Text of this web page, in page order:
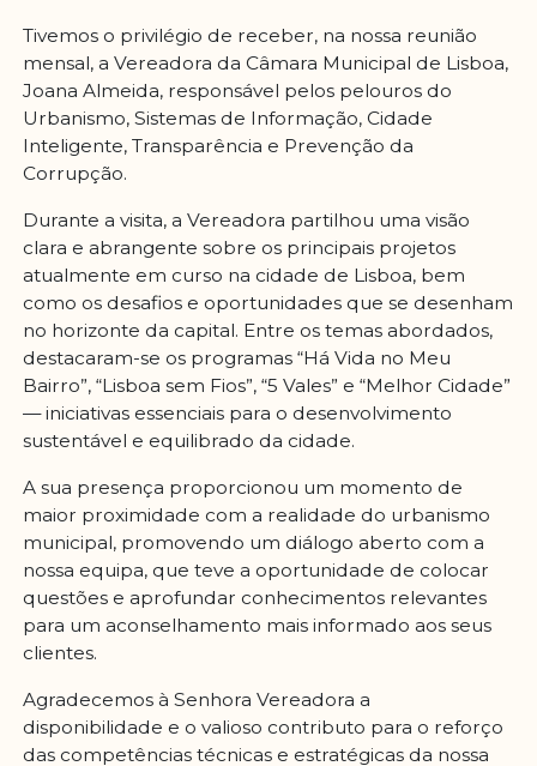
Tivemos o privilégio de receber, na nossa reunião
mensal, a Vereadora da Câmara Municipal de Lisboa,
Joana Almeida, responsável pelos pelouros do
Urbanismo, Sistemas de Informação, Cidade
Inteligente, Transparência e Prevenção da
Corrupção.
Durante a visita, a Vereadora partilhou uma visão
clara e abrangente sobre os principais projetos
atualmente em curso na cidade de Lisboa, bem
como os desafios e oportunidades que se desenham
no horizonte da capital. Entre os temas abordados,
destacaram-se os programas “Há Vida no Meu
Bairro”, “Lisboa sem Fios”, “5 Vales” e “Melhor Cidade”
— iniciativas essenciais para o desenvolvimento
sustentável e equilibrado da cidade.
A sua presença proporcionou um momento de
maior proximidade com a realidade do urbanismo
municipal, promovendo um diálogo aberto com a
nossa equipa, que teve a oportunidade de colocar
questões e aprofundar conhecimentos relevantes
para um aconselhamento mais informado aos seus
clientes.
Agradecemos à Senhora Vereadora a
disponibilidade e o valioso contributo para o reforço
das competências técnicas e estratégicas da nossa